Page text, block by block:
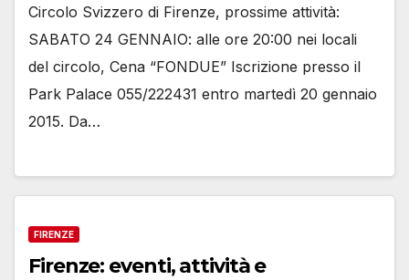
Circolo Svizzero di Firenze, prossime attività:
SABATO 24 GENNAIO: alle ore 20:00 nei locali
del circolo, Cena “FONDUE” Iscrizione presso il
Park Palace 055/222431 entro martedì 20 gennaio
2015. Da…
FIRENZE
Firenze: eventi, attività e